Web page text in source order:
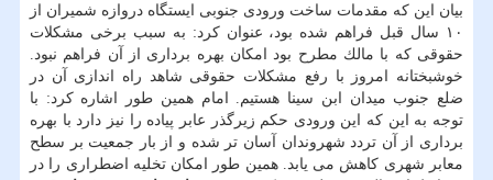
بیان این كه مقدمات ساخت ورودی جنوبی ایستگاه دروازه شمیران از
۱۰ سال قبل فراهم شده بود، عنوان كرد: به سبب برخی مشكلات
حقوقی كه با مالك مطرح بود امكان بهره برداری از آن فراهم نبود.
خوشبختانه امروز با رفع مشكلات حقوقی شاهد راه اندازی آن در
ضلع جنوب میدان ابن سینا هستیم. امام همین طور اشاره كرد: با
توجه به این كه این ورودی حكم زیرگذر عابر پیاده را نیز دارد با بهره
برداری از آن تردد شهروندان آسان تر شده و از بار جمعیت بر سطح
معابر شهری كاهش می یابد. همین طور امكان تخلیه اضطراری را در